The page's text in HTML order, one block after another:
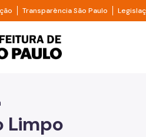
Divisor de acesso à informação
Transparência São Paulo Divisor
de São
Limpo